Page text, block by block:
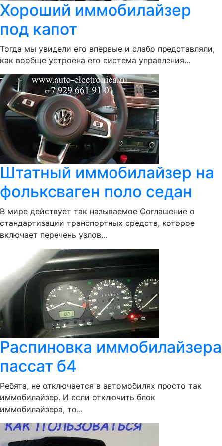
Хороший иммобилайзер
под капот
Тогда мы увидели его впервые и слабо представляли,
как вообще устроена его система управления...
Штатный иммобилайзер на
фольксваген поло седан
В мире действует так называемое Соглашение о
стандартизации транспортных средств, которое
включает перечень узлов...
Распиновка иммобилайзера
пассат б4
Ребята, не отключается в автомобилях просто так
иммобилайзер. И если отключить блок
иммобилайзера, то...